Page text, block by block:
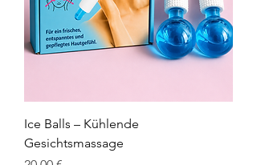
Ice Balls – Kühlende
Gesichtsmassage